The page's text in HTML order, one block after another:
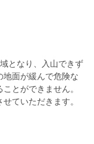
となり、入山できず
面が緩んで危険な
とができません。
ていただきます。